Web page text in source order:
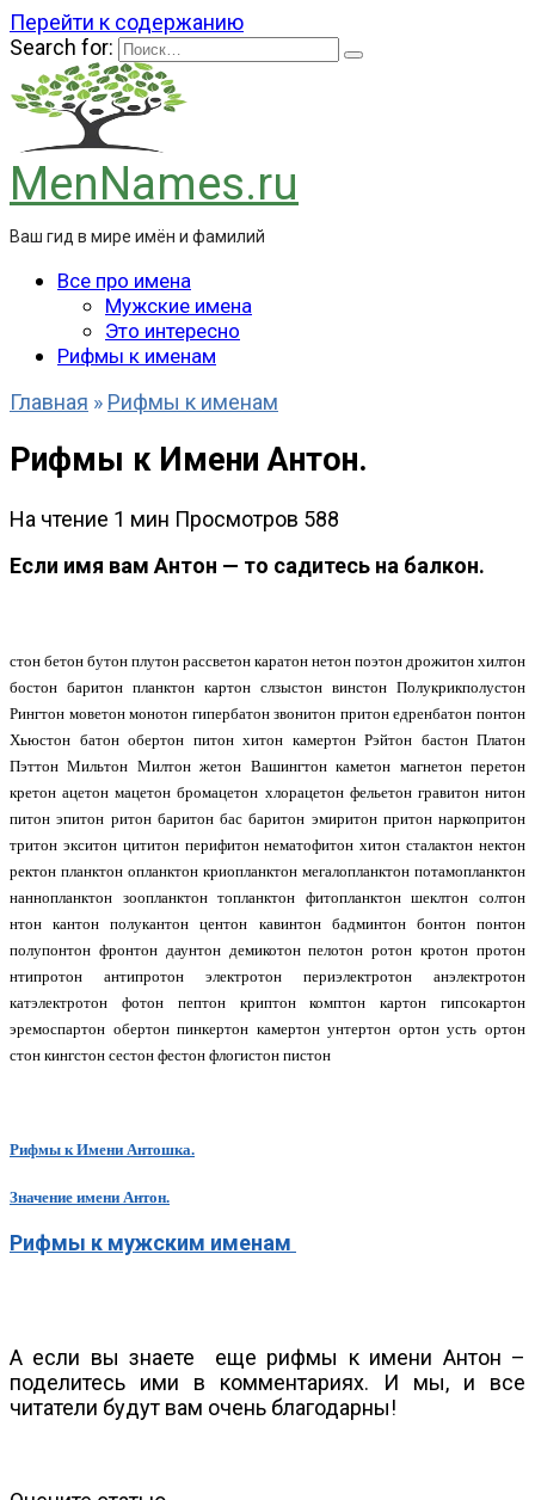
Перейти к содержанию
Search for:
MenNames.ru
Ваш гид в мире имён и фамилий
Все про имена
Мужские имена
Это интересно
Рифмы к именам
Главная » Рифмы к именам
Рифмы к Имени Антон.
На чтение 1 мин Просмотров 588
Если имя вам Антон — то садитесь на балкон.
стон бетон бутон плутон рассветон каратон нетон поэтон дрожитон хилтон
бостон баритон планктон картон слзыстон винстон Полукрикполустон
Рингтон моветон монотон гипербатон звонитон притон едренбатон понтон
Хьюстон батон обертон питон хитон камертон Рэйтон бастон Платон
Пэттон Мильтон Милтон жетон Вашингтон каметон магнетон перетон
кретон ацетон мацетон бромацетон хлорацетон фельетон гравитон нитон
питон эпитон ритон баритон бас баритон эмиритон притон наркопритон
тритон экситон цититон перифитон нематофитон хитон сталактон нектон
ректон планктон опланктон криопланктон мегалопланктон потамопланктон
наннопланктон зоопланктон топланктон фитопланктон шеклтон солтон
нтон кантон полукантон центон кавинтон бадминтон бонтон понтон
полупонтон фронтон даунтон демикотон пелотон ротон кротон протон
нтипротон антипротон электротон периэлектротон анэлектротон
катэлектротон фотон пептон криптон комптон картон гипсокартон
эремоспартон обертон пинкертон камертон унтертон ортон усть ортон
стон кингстон сестон фестон флогистон пистон
Рифмы к Имени Антошка.
Значение имени Антон.
Рифмы к мужским именам
А если вы знаете еще рифмы к имени Антон –
поделитесь ими в комментариях. И мы, и все
читатели будут вам очень благодарны!